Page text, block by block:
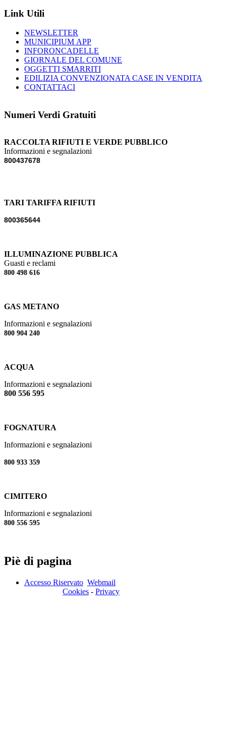
Link Utili
NEWSLETTER
MUNICIPIUM APP
INFORONCADELLE
GIORNALE DEL COMUNE
OGGETTI SMARRITI
EDILIZIA CONVENZIONATA CASE IN VENDITA
CONTATTACI
Numeri Verdi Gratuiti
RACCOLTA RIFIUTI E VERDE PUBBLICO
Informazioni e segnalazioni
800437678
TARI TARIFFA RIFIUTI
800365644
ILLUMINAZIONE PUBBLICA
Guasti e reclami
800 498 616
GAS METANO
Informazioni e segnalazioni
800 904 240
ACQUA
Informazioni e segnalazioni
800 556 595
FOGNATURA
Informazioni e segnalazioni
800 933 359
CIMITERO
Informazioni e segnalazioni
800 556 595
Piè di pagina
Accesso Riservato Webmail
Cookies - Privacy